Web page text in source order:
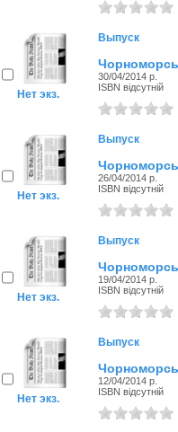
Нет экз.
Выпуск
30/04/2014 р.
ISBN відсутній
Нет экз.
Выпуск
26/04/2014 р.
ISBN відсутній
Нет экз.
Выпуск
19/04/2014 р.
ISBN відсутній
Нет экз.
Выпуск
12/04/2014 р.
ISBN відсутній